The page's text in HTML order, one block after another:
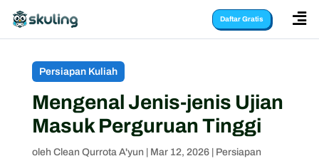
Daftar Gratis 
Persiapan Kuliah
Mengenal Jenis-jenis Ujian
Masuk Perguruan Tinggi
oleh Clean Qurrota A'yun Mar 12, 2026| Persiapan